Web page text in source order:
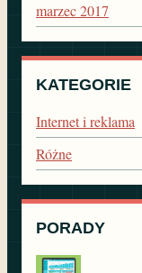
marzec 2017
KATEGORIE
Internet i reklama
Różne
PORADY